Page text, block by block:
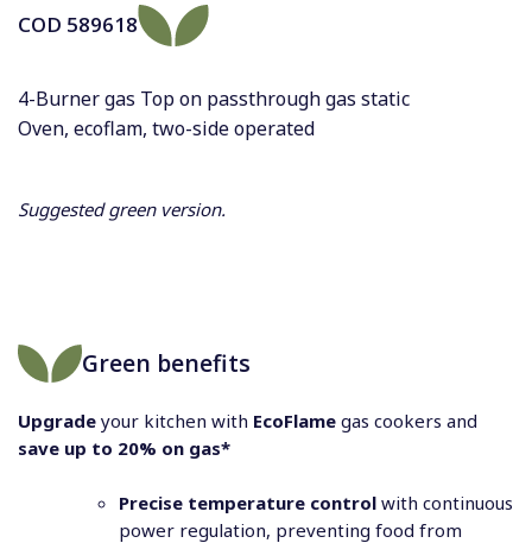
COD 589618
4-Burner gas Top on passthrough gas static
Oven, ecoflam, two-side operated
Suggested green version.
Green benefits
Upgrade your kitchen with EcoFlame gas cookers and
save up to 20% on gas*
Precise temperature control with continuous
power regulation, preventing food from